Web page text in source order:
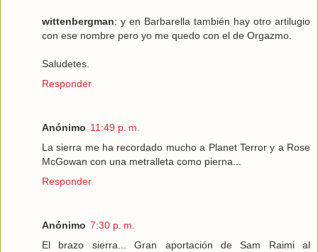
wittenbergman: y en Barbarella también hay otro artilugio
con ese nombre pero yo me quedo con el de Orgazmo.
Saludetes.
Responder
Anónimo 11:49 p. m.
La sierra me ha recordado mucho a Planet Terror y a Rose
McGowan con una metralleta como pierna...
Responder
Anónimo 7:30 p. m.
El brazo sierra... Gran aportación de Sam Raimi al